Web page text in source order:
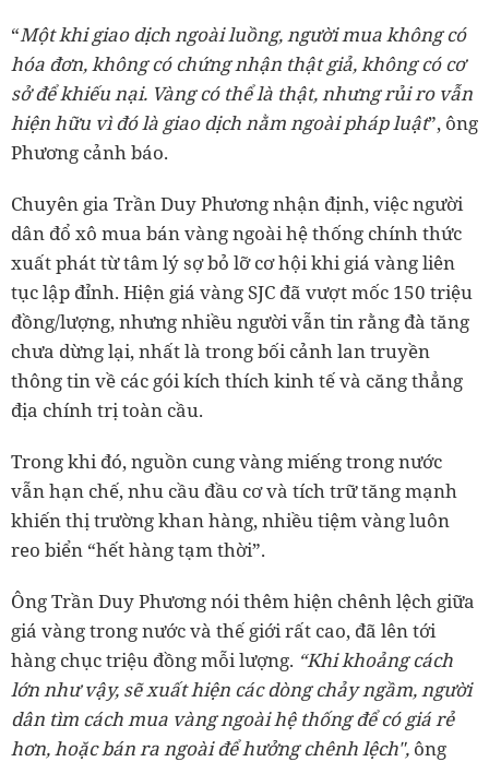
“Một khi giao dịch ngoài luồng, người mua không có
hóa đơn, không có chứng nhận thật giả, không có cơ
sở để khiếu nại. Vàng có thể là thật, nhưng rủi ro vẫn
hiện hữu vì đó là giao dịch nằm ngoài pháp luật”, ông
Phương cảnh báo.
Chuyên gia Trần Duy Phương nhận định, việc người
dân đổ xô mua bán vàng ngoài hệ thống chính thức
xuất phát từ tâm lý sợ bỏ lỡ cơ hội khi giá vàng liên
tục lập đỉnh. Hiện giá vàng SJC đã vượt mốc 150 triệu
đồng/lượng, nhưng nhiều người vẫn tin rằng đà tăng
chưa dừng lại, nhất là trong bối cảnh lan truyền
thông tin về các gói kích thích kinh tế và căng thẳng
địa chính trị toàn cầu.
Trong khi đó, nguồn cung vàng miếng trong nước
vẫn hạn chế, nhu cầu đầu cơ và tích trữ tăng mạnh
khiến thị trường khan hàng, nhiều tiệm vàng luôn
reo biển “hết hàng tạm thời”.
Ông Trần Duy Phương nói thêm hiện chênh lệch giữa
giá vàng trong nước và thế giới rất cao, đã lên tới
hàng chục triệu đồng mỗi lượng. “Khi khoảng cách
lớn như vậy, sẽ xuất hiện các dòng chảy ngầm, người
dân tìm cách mua vàng ngoài hệ thống để có giá rẻ
hơn, hoặc bán ra ngoài để hưởng chênh lệch", ông